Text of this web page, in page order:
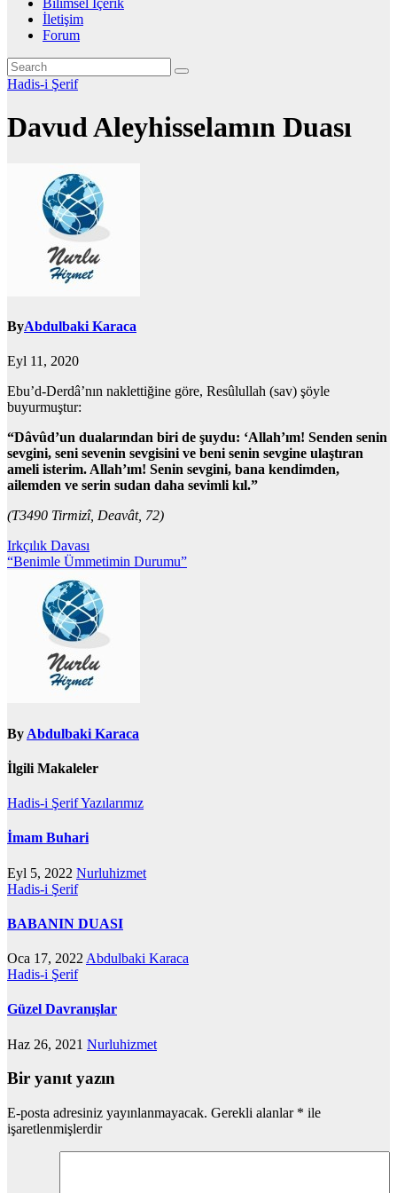
İletişim
Forum
Hadis-i Şerif
Davud Aleyhisselamın Duası
ByAbdulbaki Karaca
Eyl 11, 2020
Ebu’d-Derdâ’nın naklettiğine göre, Resûlullah (sav) şöyle
buyurmuştur:
“Dâvûd’un dualarından biri de şuydu: ‘Allah’ım! Senden senin
sevgini, seni sevenin sevgisini ve beni senin sevgine ulaştıran
ameli isterim. Allah’ım! Senin sevgini, bana kendimden,
ailemden ve serin sudan daha sevimli kıl.”
(T3490 Tirmizî, Deavât, 72)
Yazı
gezinmesi
Irkçılık Davası
“Benimle Ümmetimin Durumu”
By Abdulbaki Karaca
İlgili Makaleler
Hadis-i ŞerifYazılarımız
İmam Buhari
Eyl 5, 2022 Nurluhizmet
Hadis-i Şerif
BABANIN DUASI
Oca 17, 2022 Abdulbaki Karaca
Hadis-i Şerif
Güzel Davranışlar
Haz 26, 2021 Nurluhizmet
Bir yanıt yazın
E-posta adresiniz yayınlanmayacak. Gerekli alanlar * ile
işaretlenmişlerdir